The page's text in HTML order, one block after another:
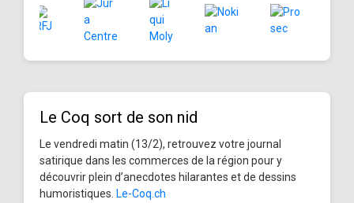
Le Coq sort de son nid
Le vendredi matin (13/2), retrouvez votre journal
satirique dans les commerces de la région pour y
découvrir plein d’anecdotes hilarantes et de dessins
humoristiques. Le-Coq.ch